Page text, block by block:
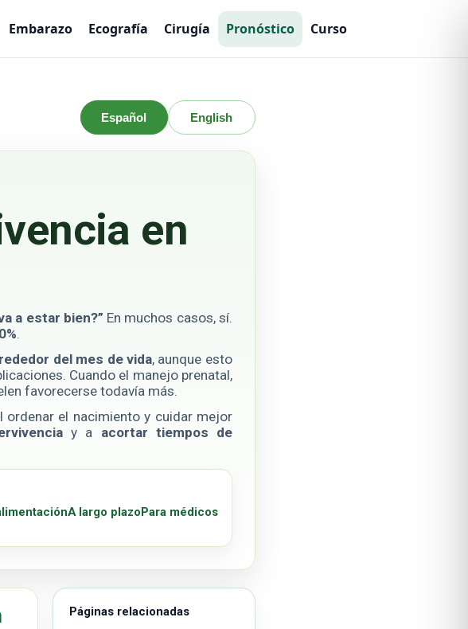
Embarazo Ecografía Cirugía Pronóstico Curso
Español English
en
a estar bien?” En muchos casos, sí.
.
del mes de vida, aunque esto
Cuando el manejo prenatal,
favorecerse todavía más.
ordenar el nacimiento y cuidar mejor
y a acortar tiempos de
A largo plazoPara médicos
Páginas relacionadas